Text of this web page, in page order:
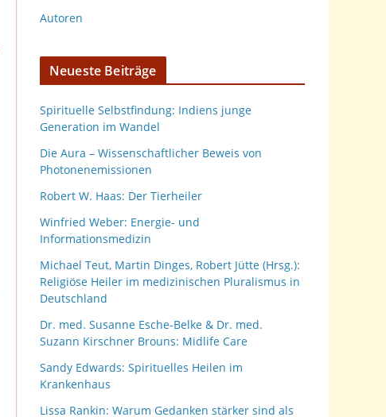
Autoren
Neueste Beiträge
Spirituelle Selbstfindung: Indiens junge
Generation im Wandel
Die Aura – Wissenschaftlicher Beweis von
Photonenemissionen
Robert W. Haas: Der Tierheiler
Winfried Weber: Energie- und
Informationsmedizin
Michael Teut, Martin Dinges, Robert Jütte (Hrsg.):
Religiöse Heiler im medizinischen Pluralismus in
Deutschland
Dr. med. Susanne Esche-Belke & Dr. med.
Suzann Kirschner Brouns: Midlife Care
Sandy Edwards: Spirituelles Heilen im
Krankenhaus
Lissa Rankin: Warum Gedanken stärker sind als